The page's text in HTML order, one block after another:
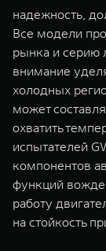
надежность,
Все модели
рынка и серию
внимание
холодных
может
охватить
испытателей
компонентов
функций
работу
на стойкость